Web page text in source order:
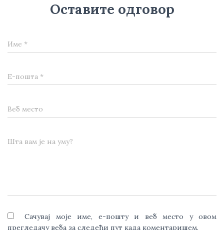
Оставите одговор
Име *
Е-пошта *
Веб место
Шта вам је на уму?
Сачувај моје име, е-пошту и веб место у овом
прегледачу веба за следећи пут када коментаришем.